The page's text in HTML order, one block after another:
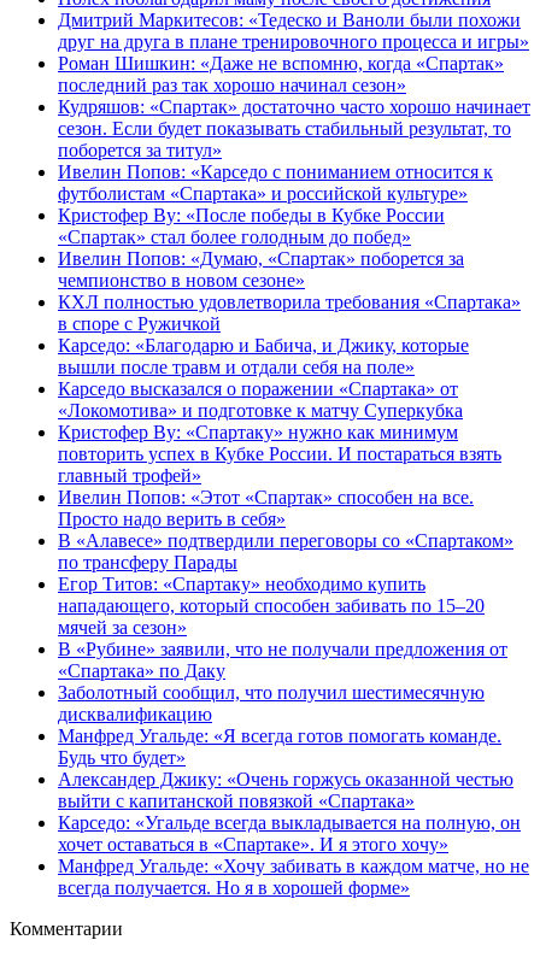
Дмитрий Маркитесов: «Тедеско и Ваноли были похожи
друг на друга в плане тренировочного процесса и игры»
Роман Шишкин: «Даже не вспомню, когда «Спартак»
последний раз так хорошо начинал сезон»
Кудряшов: «Спартак» достаточно часто хорошо начинает
сезон. Если будет показывать стабильный результат, то
поборется за титул»
Ивелин Попов: «Карседо с пониманием относится к
футболистам «Спартака» и российской культуре»
Кристофер Ву: «После победы в Кубке России
«Спартак» стал более голодным до побед»
Ивелин Попов: «Думаю, «Спартак» поборется за
чемпионство в новом сезоне»
КХЛ полностью удовлетворила требования «Спартака»
в споре с Ружичкой
Карседо: «Благодарю и Бабича, и Джику, которые
вышли после травм и отдали себя на поле»
Карседо высказался о поражении «Спартака» от
«Локомотива» и подготовке к матчу Суперкубка
Кристофер Ву: «Спартаку» нужно как минимум
повторить успех в Кубке России. И постараться взять
главный трофей»
Ивелин Попов: «Этот «Спартак» способен на все.
Просто надо верить в себя»
В «Алавесе» подтвердили переговоры со «Спартаком»
по трансферу Парады
Егор Титов: «Спартаку» необходимо купить
нападающего, который способен забивать по 15–20
мячей за сезон»
В «Рубине» заявили, что не получали предложения от
«Спартака» по Даку
Заболотный сообщил, что получил шестимесячную
дисквалификацию
Манфред Угальде: «Я всегда готов помогать команде.
Будь что будет»
Александер Джику: «Очень горжусь оказанной честью
выйти с капитанской повязкой «Спартака»
Карседо: «Угальде всегда выкладывается на полную, он
хочет оставаться в «Спартаке». И я этого хочу»
Манфред Угальде: «Хочу забивать в каждом матче, но не
всегда получается. Но я в хорошей форме»
Комментарии